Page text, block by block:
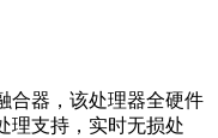
合器，该处理器全硬件
理支持，实时无损处